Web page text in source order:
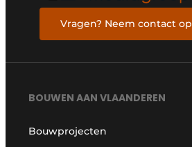
Vragen? Neem contact op
BOUWEN AAN VLAANDEREN
Bouwprojecten